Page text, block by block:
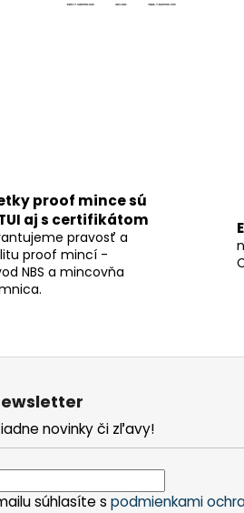
proof mince sú
aj s certifikátom
pravosť a
proof mincí -
NBS a mincovňa
novinky či zľavy!
súhlasíte s podmienkami